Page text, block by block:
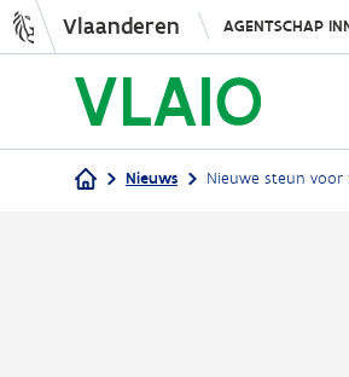
Vlaanderen AGENTSCHAP
Nieuws Nieuwe steun voor